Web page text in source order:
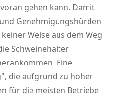
gehen kann. Damit
Genehmigungshürden
Weise aus dem Weg
Schweinehalter
Eine
, die aufgrund zu hoher
für die meisten Betriebe